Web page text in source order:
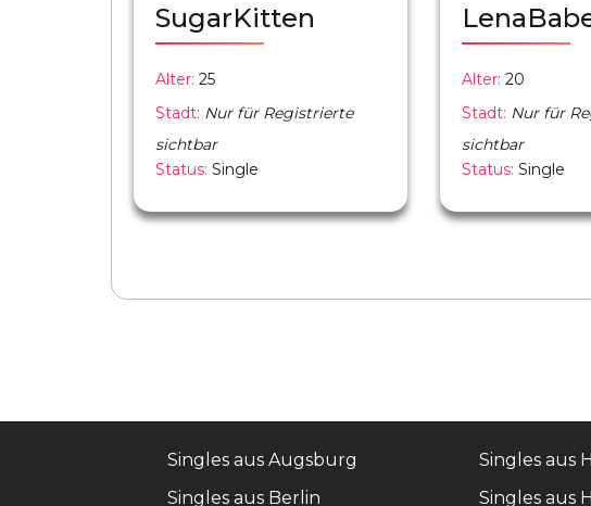
SugarKitten
Alter: 25
Stadt: Nur für Registrierte
sichtbar
Status: Single
Alter: 20
Stadt: Nur für
sichtbar
Status: Single
Singles aus Augsburg
Singles aus Berlin
Singles aus
Singles aus